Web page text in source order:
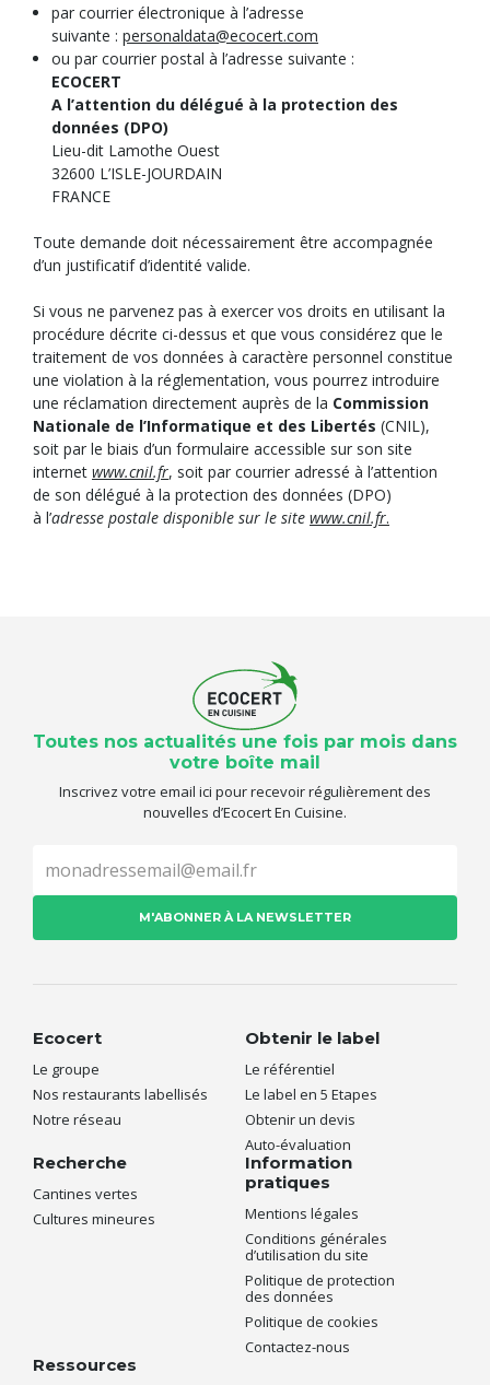
par courrier électronique à l’adresse
suivante : personaldata@ecocert.com
ou par courrier postal à l’adresse suivante :
ECOCERT
A l’attention du délégué à la protection des
données (DPO)
Lieu-dit Lamothe Ouest
32600 L’ISLE-JOURDAIN
FRANCE
Toute demande doit nécessairement être accompagnée
d’un justificatif d’identité valide.
Si vous ne parvenez pas à exercer vos droits en utilisant la
procédure décrite ci-dessus et que vous considérez que le
traitement de vos données à caractère personnel constitue
une violation à la réglementation, vous pourrez introduire
une réclamation directement auprès de la Commission
Nationale de l’Informatique et des Libertés (CNIL),
soit par le biais d’un formulaire accessible sur son site
internet www.cnil.fr, soit par courrier adressé à l’attention
de son délégué à la protection des données (DPO)
à l’adresse postale disponible sur le site www.cnil.fr.
Toutes nos actualités une fois par mois dans
votre boîte mail
Inscrivez votre email ici pour recevoir régulièrement des
nouvelles d’Ecocert En Cuisine.
Ecocert
Le groupe
Nos restaurants labellisés
Notre réseau
Obtenir le label
Le référentiel
Le label en 5 Etapes
Obtenir un devis
Auto-évaluation
Recherche
Cantines vertes
Cultures mineures
Information
pratiques
Mentions légales
Conditions générales
d’utilisation du site
Politique de protection
des données
Politique de cookies
Contactez-nous
Ressources